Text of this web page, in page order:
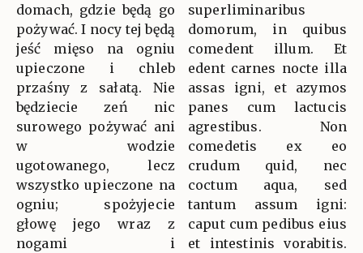
domach, gdzie będą go
pożywać. I nocy tej będą
jeść mięso na ogniu
upieczone i chleb
przaśny z sałatą. Nie
będziecie zeń nic
surowego pożywać ani
w wodzie
ugotowanego, lecz
wszystko upieczone na
ogniu; spożyjecie
głowę jego wraz z
nogami i
superliminaribus
domorum, in quibus
comedent illum. Et
edent carnes nocte illa
assas igni, et azymos
panes cum lactucis
agrestibus. Non
comedetis ex eo
crudum quid, nec
coctum aqua, sed
tantum assum igni:
caput cum pedibus eius
et intestinis vorabitis.